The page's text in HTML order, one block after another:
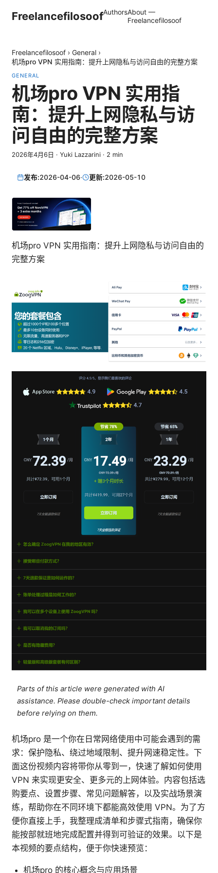
FreelancefilosoofAuthorsAbout —
Freelancefilosoof
Freelancefilosoof › General ›
机场pro VPN 实用指南：提升上网隐私与访问自由的完整方案
GENERAL
机场pro VPN 实用指
南：提升上网隐私与访
问自由的完整方案
2026年4月6日 · Yuki Lazzarini · 2 min
发布:2026-04-06· 更新:2026-05-10
机场pro VPN 实用指南：提升上网隐私与访问自由的
完整方案
Parts of this article were generated with AI
assistance. Please double-check important details
before relying on them.
机场pro 是一个你在日常网络使用中可能会遇到的需
求：保护隐私、绕过地域限制、提升网速稳定性。下
面这份视频内容将带你从零到一，快速了解如何使用
VPN 来实现更安全、更多元的上网体验。内容包括选
购要点、设置步骤、常见问题解答，以及实战场景演
练，帮助你在不同环境下都能高效使用 VPN。为了方
便你直接上手，我整理成清单和步骤式指南，确保你
能按部就班地完成配置并得到可验证的效果。以下是
本视频的要点结构，便于你快速预览：
机场pro 的核心概念与应用场景